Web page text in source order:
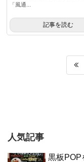
「風通...
記事を読む
人気記事
黒板POP